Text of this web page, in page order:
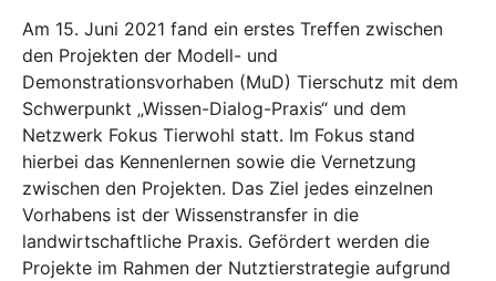
Am 15. Juni 2021 fand ein erstes Treffen zwischen
den Projekten der Modell- und
Demonstrationsvorhaben (MuD) Tierschutz mit dem
Schwerpunkt „Wissen-Dialog-Praxis“ und dem
Netzwerk Fokus Tierwohl statt. Im Fokus stand
hierbei das Kennenlernen sowie die Vernetzung
zwischen den Projekten. Das Ziel jedes einzelnen
Vorhabens ist der Wissenstransfer in die
landwirtschaftliche Praxis. Gefördert werden die
Projekte im Rahmen der Nutztierstrategie aufgrund